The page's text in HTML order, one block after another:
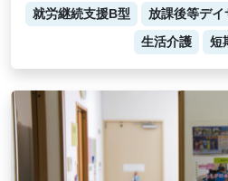
就労継続支援B型
放課後等デイ
生活介護
短